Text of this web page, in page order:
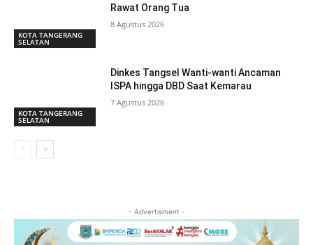
KOTA TANGERANG
SELATAN
Rawat Orang Tua
8 Agustus 2026
KOTA TANGERANG
SELATAN
Dinkes Tangsel Wanti-wanti Ancaman
ISPA hingga DBD Saat Kemarau
7 Agustus 2026
- Advertisment -